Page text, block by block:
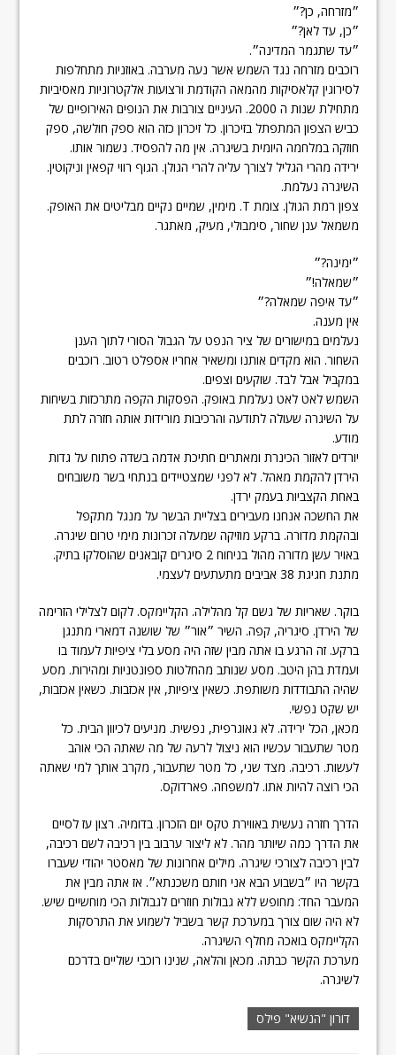
״מזרחה, כן?״
״כן, עד לאן?״
״עד שתגמר המדינה״.
רוכבים מזרחה נגד השמש אשר נעה מערבה. באוזניות מתחלפות
לסירוגין קלאסיקות מהמאה הקודמת ורצועות אלקטרוניות מאסיביות
מתחילת שנות ה 2000. העיניים צורבות את הנופים האירופיים של
כביש הצפון המתפתל בזיכרון. כל זיכרון כזה הוא ספק חולשה, ספק
חוזקה במלחמה היומית בשיגרה. אין מה להפסיד. נשמור אותו.
ירידה מהרי הגליל לצורך עליה להרי הגולן. הגוף רווי קפאין וניקוטין.
השיגרה נעלמת.
צפון רמת הגולן. צומת T. מימין, שמיים נקיים מבליטים את האופק.
משמאל ענן שחור, סימבולי, מעיק, מאתגר.
״ימינה?״
״שמאלה!״
״עד איפה שמאלה?״
אין מענה.
נעלמים במישורים של ציר הנפט על הגבול הסורי לתוך הענן
השחור. הוא מקדים אותנו ומשאיר אחריו אספלט רטוב. רוכבים
במקביל אבל לבד. שוקעים וצפים.
השמש לאט לאט נעלמת באופק. הפסקות הקפה מתרכזות בשיחות
על השיגרה שעולה לתודעה והרכיבות מורידות אותה חזרה לתת
מודע.
יורדים לאזור הכינרת ומאתרים חתיכת אדמה בשדה פתוח על גדות
הירדן להקמת מאהל. לא לפני שמצטיידים בנתחי בשר משובחים
באחת הקצביות בעמק ירדן.
את החשכה אנחנו מעבירים בצליית הבשר על מנגל מתקפל
ובהקמת מדורה. ברקע מוזיקה שמעלה זכרונות מימי טרום שיגרה.
באויר עשן מדורה מהול בניחוח 2 סיגרים קובאנים שהוסלקו בתיק.
מתנת חגיגת 38 אביבים מתעתעים לעצמי.
בוקר. שאריות של גשם קל מהלילה. הקליימקס. לקום לצלילי הזרימה
של הירדן. סיגריה, קפה. השיר ״אור״ של שושנה דמארי מתנגן
ברקע. זה הרגע בו אתה מבין שזה היה מסע בלי ציפיות לעמוד בו
ועמדת בהן היטב. מסע שנותב מהחלטות ספונטניות ומהירות. מסע
שהיה התבודדות משותפת. כשאין ציפיות, אין אכזבות. כשאין אכזבות,
יש שקט נפשי.
מכאן, הכל ירידה. לא גאוגרפית, נפשית. מניעים לכיוון הבית. כל
מטר שתעבור עכשיו הוא ניצול לרעה של מה שאתה הכי אוהב
לעשות. רכיבה. מצד שני, כל מטר שתעבור, מקרב אותך למי שאתה
הכי רוצה להיות אתו. למשפחה. פארדוקס.
הדרך חזרה נעשית באווירת טקס יום הזכרון. בדומיה. רצון עז לסיים
את הדרך כמה שיותר מהר. לא ליצור ערבוב בין רכיבה לשם רכיבה,
לבין רכיבה לצורכי שיגרה. מילים אחרונות של מאסטר יהודי שעברו
בקשר היו ״בשבוע הבא אני חותם משכנתא״. אז אתה מבין את
המעבר החד: מחופש ללא גבולות חוזרים לגבולות הכי מוחשיים שיש.
לא היה שום צורך במערכת קשר בשביל לשמוע את התרסקות
הקליימקס בואכה מחלף השיגרה.
מערכת הקשר כבתה. מכאן והלאה, שנינו רוכבי שוליים בדרכם
לשיגרה.
דורון "הנשיא" פילס